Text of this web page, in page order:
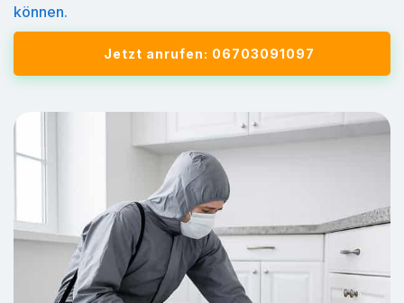
können.
Jetzt anrufen: 06703091097